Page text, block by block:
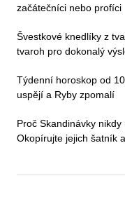
začátečníci nebo profíci
Švestkové knedlíky z
tvaroh pro dokonalý
Týdenní horoskop od
uspějí a Ryby zpomalí
Proč Skandinávky
Okopírujte jejich šatník